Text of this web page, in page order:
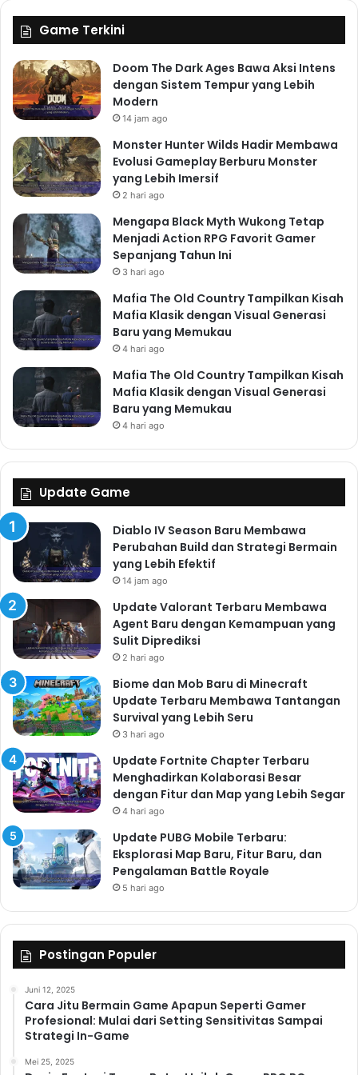
daya tarik dan daya tarik emosionalnya.
Makhluk Putih Kecil:
Panduan dalam
Petualangan
Makhluk putih kecil, karakter utama dalam Samorost 3,
adalah tokoh yang misterius dan menarik. Meskipun
tidak berbicara, ia berhasil menyampaikan emosi dan
tujuannya melalui tindakan dan interaksi dengan
lingkungan sekitarnya. Ia bertindak sebagai pemandu
bagi pemain, membimbing kita melalui teka-teki dan
tantangan yang ada di sepanjang jalan. Desain
ekspresi wajah yang ekspresif, membuatnya mudah
untuk dihubungkan dan diempati. Kehadirannya yang
konsisten sepanjang game menciptakan ikatan yang
kuat antara pemain dan dunia Samorost 3.
Read Also:
"Jadi Pembunuh Bayaran Profesional dari
Balik Teropong: Hitman Sniper, Game Taktikal
yang Bikin Deg-degan!"
"Petualangan Kucing Pemberani di Dunia
Fantasi! Cat Quest: RPG Lucu, Seru, dan
Penuh Aksi Menggemaskan"
"Terjebak dalam Dunia Misterius The Room
Three: Puzzle Mindblowing yang Bikin Kamu
Merasa Jadi Detektif Nyata!"
Memecahkan Teka-teki
dan Menjelajahi Dunia
Samorost 3 adalah game puzzle yang menantang
namun memuaskan. Teka-teki yang disajikan beragam
dan kreatif, membutuhkan pemikiran kritis dan
observasi yang cermat. Tidak ada petunjuk yang
langsung diberikan; pemain harus menjelajahi
lingkungan, berinteraksi dengan objek, dan
menemukan solusi dengan menggunakan logika dan
proses penemuan dan pemecahan teka-teki yang
menantang namun memuaskan. Kesulitan teka-teki
bertahap seiring dengan kemajuan pemain dalam
game.
Berbagai Jenis Teka-teki dalam
Game Terkini
Doom The Dark Ages Bawa Aksi Intens
dengan Sistem Tempur yang Lebih
Modern
14 jam ago
Monster Hunter Wilds Hadir Membawa
Evolusi Gameplay Berburu Monster
yang Lebih Imersif
2 hari ago
Mengapa Black Myth Wukong Tetap
Menjadi Action RPG Favorit Gamer
Sepanjang Tahun Ini
3 hari ago
Mafia The Old Country Tampilkan Kisah
Mafia Klasik dengan Visual Generasi
Baru yang Memukau
4 hari ago
Mafia The Old Country Tampilkan Kisah
Mafia Klasik dengan Visual Generasi
Baru yang Memukau
4 hari ago
Update Game
Diablo IV Season Baru Membawa
Perubahan Build dan Strategi Bermain
yang Lebih Efektif
14 jam ago
Update Valorant Terbaru Membawa
Agent Baru dengan Kemampuan yang
Sulit Diprediksi
2 hari ago
Biome dan Mob Baru di Minecraft
Update Terbaru Membawa Tantangan
Survival yang Lebih Seru
3 hari ago
Update Fortnite Chapter Terbaru
Menghadirkan Kolaborasi Besar
dengan Fitur dan Map yang Lebih Segar
4 hari ago
Update PUBG Mobile Terbaru:
Eksplorasi Map Baru, Fitur Baru, dan
Pengalaman Battle Royale
5 hari ago
Postingan Populer
Juni 12, 2025
Cara Jitu Bermain Game Apapun Seperti Gamer
Profesional: Mulai dari Setting Sensitivitas Sampai
Strategi In-Game
Mei 25, 2025